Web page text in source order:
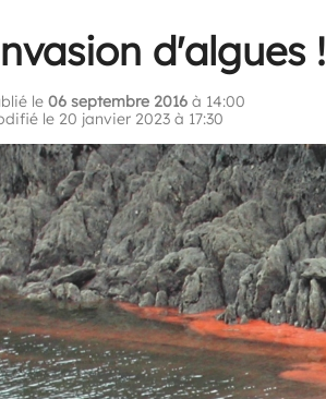
d'algues !
le 06 septembre 2016 à 14:00
le 20 janvier 2023 à 17:30